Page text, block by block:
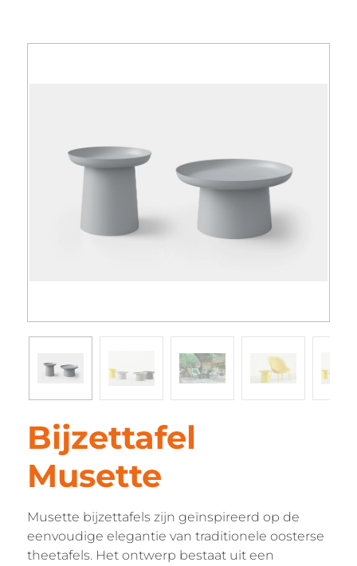
Bijzettafel
Musette
Musette bijzettafels zijn geïnspireerd op de
eenvoudige elegantie van traditionele oosterse
theetafels. Het ontwerp bestaat uit een